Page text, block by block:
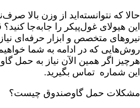
حالا که نتوانسته‌اید از وزن بالا
این هیولای غول‌پیکر را جابه‌جا کنید؟
نیروهای متخصص و ابزار حرفه‌ای نیاز
روش‌هایی که در ادامه به شما
هرچیز اگر همین الآن نیاز به حمل
این شماره تماس بگیرید.
مشکلات حمل گاوصندوق چیست؟